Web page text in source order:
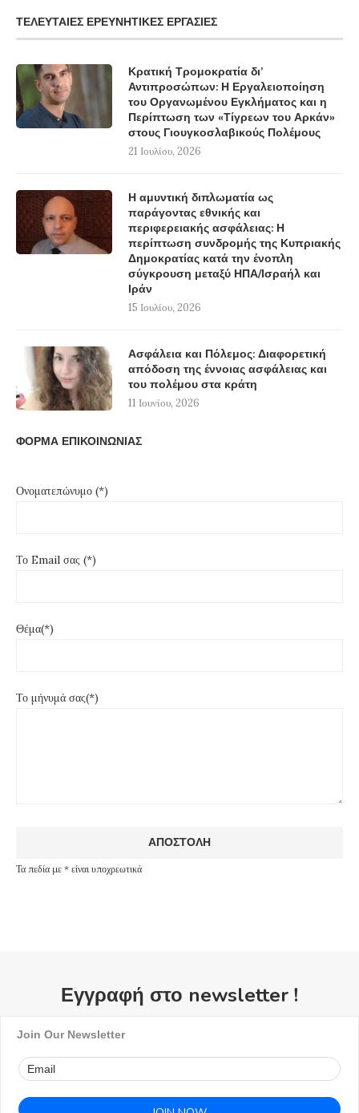
ΤΕΛΕΥΤΑΊΕΣ ΕΡΕΥΝΗΤΙΚΈΣ ΕΡΓΑΣΊΕΣ
Κρατική Τρομοκρατία δι’
Αντιπροσώπων: Η Εργαλειοποίηση
του Οργανωμένου Εγκλήματος και η
Περίπτωση των «Τίγρεων του Αρκάν»
στους Γιουγκοσλαβικούς Πολέμους
21 Ιουλίου, 2026
Η αμυντική διπλωματία ως
παράγοντας εθνικής και
περιφερειακής ασφάλειας: Η
περίπτωση συνδρομής της Κυπριακής
Δημοκρατίας κατά την ένοπλη
σύγκρουση μεταξύ ΗΠΑ/Ισραήλ και
Ιράν
15 Ιουλίου, 2026
Ασφάλεια και Πόλεμος: Διαφορετική
απόδοση της έννοιας ασφάλειας και
του πολέμου στα κράτη
11 Ιουνίου, 2026
ΦΟΡΜΑ ΕΠΙΚΟΙΝΩΝΙΑΣ
Ονοματεπώνυμο (*)
Το Email σας (*)
Θέμα(*)
Το μήνυμά σας(*)
Τα πεδία με * είναι υποχρεωτικά
Εγγραφή στο newsletter !
Join Our Newsletter